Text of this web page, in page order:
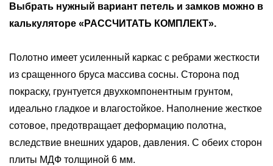
Выбрать нужный вариант петель и замков можно в
калькуляторе «РАССЧИТАТЬ КОМПЛЕКТ».
Полотно имеет усиленный каркас с ребрами жесткости
из сращенного бруса массива сосны. Сторона под
покраску, грунтуется двухкомпонентным грунтом,
идеально гладкое и влагостойкое. Наполнение жесткое
сотовое, предотвращает деформацию полотна,
вследствие внешних ударов, давления. С обеих сторон
плиты МДФ толщиной 6 мм.